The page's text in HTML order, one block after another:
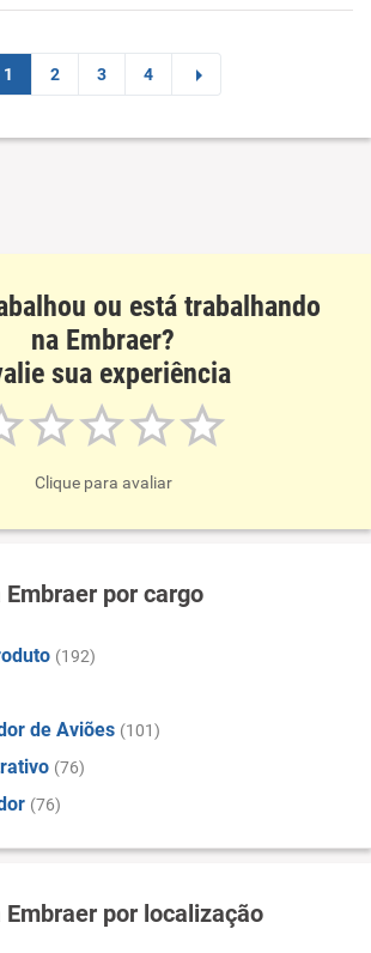
empresa
1 2 3 4
ou está trabalhando
na Embraer?
sua experiência
Clique para avaliar
por cargo
(192)
de Aviões (101)
(76)
(76)
por localização